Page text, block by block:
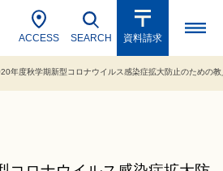
ACCESS SEARCH 資料請求
年度秋学期新型コロナウイルス感染症拡大防止のための